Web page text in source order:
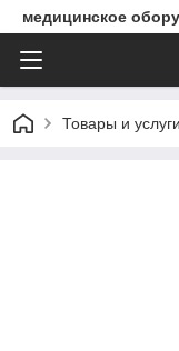
медицинское
Товары и услуги